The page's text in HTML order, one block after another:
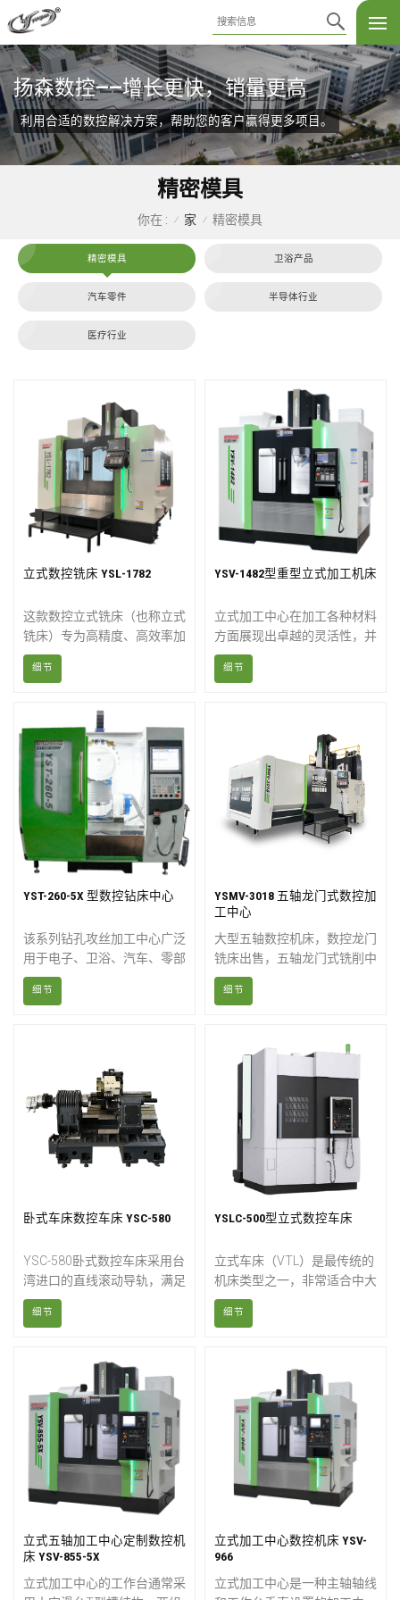
扬森数控——增长更快，销量更高
利用合适的数控解决方案，帮助您的客户赢得更多项目。
精密模具
你在 : / 家 / 精密模具
精密模具 卫浴产品
汽车零件 半导体行业
医疗行业
立式数控铣床 YSL-1782
这款数控立式铣床（也称立式
铣床）专为高精度、高效率加
工钢、铝、铸铁及其他金属材
料而设计。其结构坚固、性能
造、汽车零部件、航空航天部
件及一般精密制造的理想之
选。
细节
YSV-1482型重型立式加工机床
立式加工中心在加工各种材料
方面展现出卓越的灵活性，并
能显著提高生产效率。通过缩
短生产周期和降低加工成本，
的设计理念，简化了操作流
程，有效减少了因频繁的质量
检测而导致的停机时间。数控
立式加工中心采用符合人体工
程学的设计，优化了操作人员
的舒适度和工作环境，从而实
细节
YST-260-5X 型数控钻床中心
该系列钻孔攻丝加工中心广泛
用于电子、卫浴、汽车、零部
件、医疗设备等小型零件的快
速钻孔、攻丝和铣削；也适用
细节
YSMV-3018 五轴龙门式数控加
工中心
大型五轴数控机床，数控龙门
铣床出售，五轴龙门式铣削中
心。YSMV3018是一款五轴
龙门铣床，专为复杂的大型零
细节
卧式车床数控车床 YSC-580
YSC-580卧式数控车床采用台
湾进口的直线滚动导轨，满足
高速高效率的要求，降低摩擦
阻力和温升变形，提高加工精
期稳定性。该斜床式数控车床
采用国产或进口高刚性卧式液
压伺服刀塔刀架，定位精度
高，换刀速度快，重切削变形
小。斜床式数控车床采用45
度整体倾斜床身结构，即使在
重切削条件下也能保持机床精
度的稳定性。
细节
YSLC-500型立式数控车床
立式车床（VTL）是最传统的
机床类型之一，非常适合中大
型零件的重型加工。随着技术
的进步，立式车床的功能也日
从而提高生产效率。箱型底座
和立柱构成了高度可靠、高刚
性的结构，而带法兰的主轴箱
则最大限度地减少了热变形和
振动的影响，确保了稳定、精
细节
立式五轴加工中心定制数控机
床 YSV-855-5X
立式加工中心的工作台通常采
立式加工中心数控机床 YSV-
966
立式加工中心是一种主轴轴线